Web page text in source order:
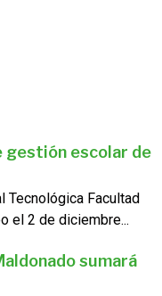
gestión escolar de
Tecnológica Facultad
el 2 de diciembre...
sumará